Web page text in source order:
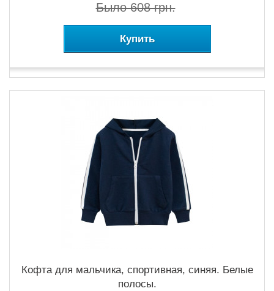
Было 608 грн.
Купить
Кофта для мальчика, спортивная, синяя. Белые
полосы.